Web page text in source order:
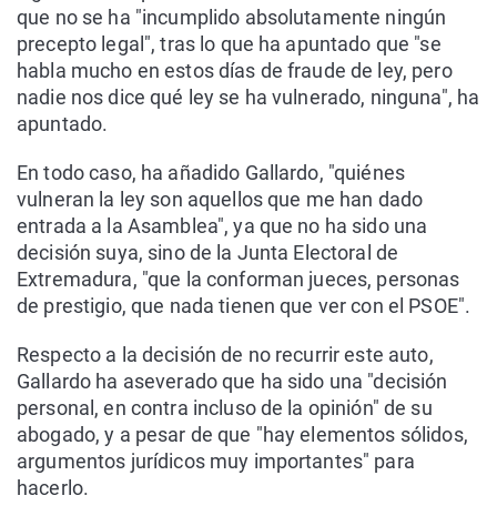
que no se ha "incumplido absolutamente ningún
precepto legal", tras lo que ha apuntado que "se
habla mucho en estos días de fraude de ley, pero
nadie nos dice qué ley se ha vulnerado, ninguna", ha
apuntado.
En todo caso, ha añadido Gallardo, "quiénes
vulneran la ley son aquellos que me han dado
entrada a la Asamblea", ya que no ha sido una
decisión suya, sino de la Junta Electoral de
Extremadura, "que la conforman jueces, personas
de prestigio, que nada tienen que ver con el PSOE".
Respecto a la decisión de no recurrir este auto,
Gallardo ha aseverado que ha sido una "decisión
personal, en contra incluso de la opinión" de su
abogado, y a pesar de que "hay elementos sólidos,
argumentos jurídicos muy importantes" para
hacerlo.